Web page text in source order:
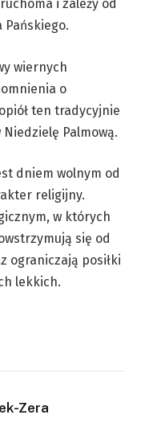
i zależy od
wiernych
o
ten tradycyjnie
Palmową.
dniem wolnym od
religijny.
w których
się od
ograniczają posiłki
lekkich.
Zera